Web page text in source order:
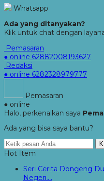
Whatsapp
Ada yang ditanyakan?
Klik untuk chat dengan
Pemasaran
● online 62882008193627
Redaksi
● online 6282328979777
Pemasaran
● online
Halo, perkenalkan saya
Ada yang bisa saya bantu?
Hot Item
Seri Cerita Dongeng
Negeri....